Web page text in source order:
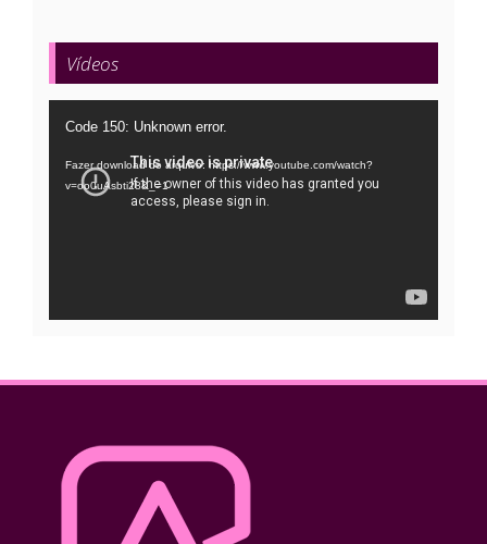
Vídeos
Tocador
vídeo
Code 150: Unknown error.
Fazer download do arquivo: https://www.youtube.com/watch?
v=oo0uAsbti28&_=1